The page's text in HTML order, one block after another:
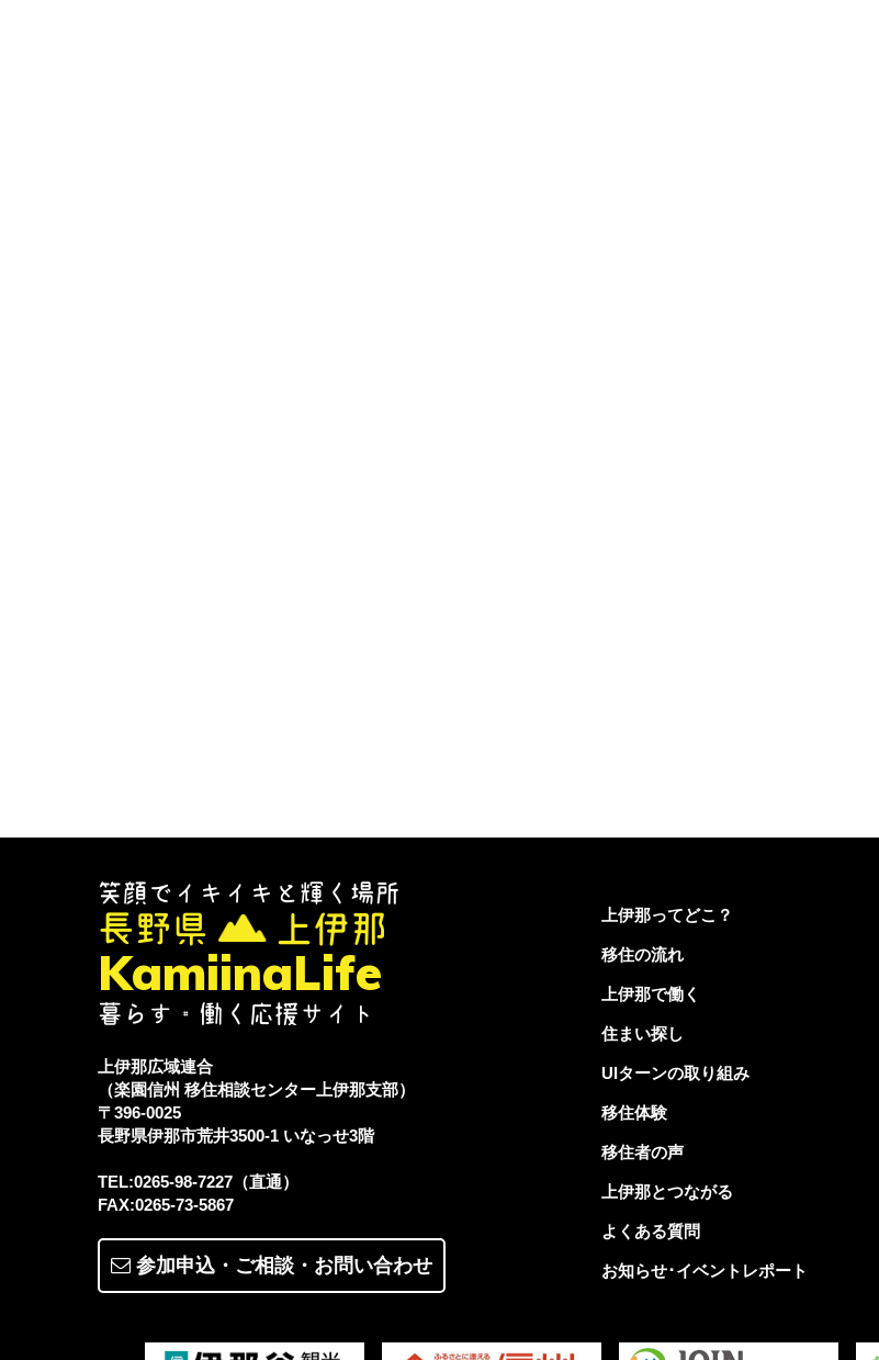
笑顔でイキイキと輝く場所
長野県 上伊那
KamiinaLife
暮らす・働く応援サイト
上伊那広域連合
（楽園信州 移住相談センター上伊那支部）
〒396-0025
長野県伊那市荒井3500-1 いなっせ3階
TEL:0265-98-7227（直通）
FAX:0265-73-5867
参加申込・ご相談・ お問い合わせ
上伊那ってどこ？
移住の流れ
上伊那で働く
住まい探し
UIターンの取り組み
移住体験
移住者の声
上伊那とつながる
よくある質問
お知らせ･イベントレポート